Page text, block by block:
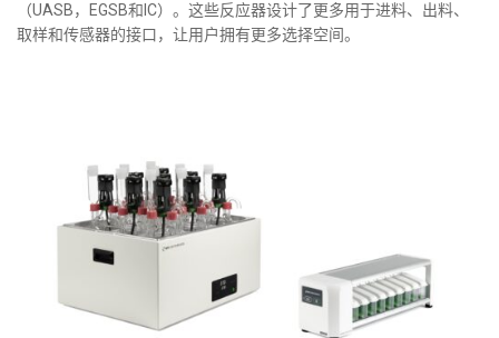
（UASB，EGSB和IC）。这些反应器设计了更多用于进料、出料、
取样和传感器的接口，让用户拥有更多选择空间。